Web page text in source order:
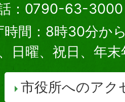
：0790-63-3000
時間：8時30分か
、日曜、祝日、年
市役所へのアク